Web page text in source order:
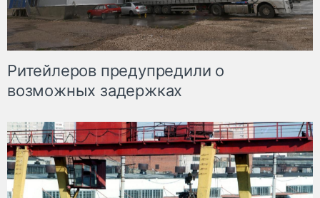
Ритейлеров предупредили о
возможных задержках